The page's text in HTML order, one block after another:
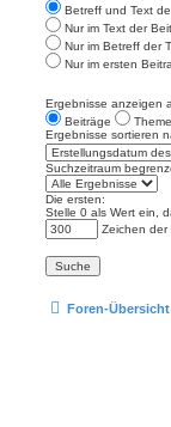
Betreff und Text
Nur im Text der
Nur im Betreff der
Nur im ersten
Ergebnisse anzeigen
Beiträge
Ergebnisse sortieren
Suchzeitraum
Die ersten:
Stelle 0 als Wert ein,
Zeichen der
Foren-Übersicht